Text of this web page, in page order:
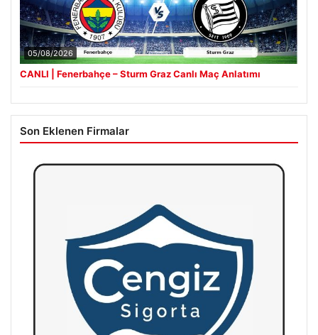
05/08/2026
CANLI | Fenerbahçe – Sturm Graz Canlı Maç Anlatımı
Son Eklenen Firmalar